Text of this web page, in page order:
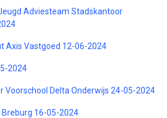
Adviesteam Stadskantoor
Axis Vastgoed 12-06-2024
2024
Voorschool Delta Onderwijs 24-05-2024
Breburg 16-05-2024